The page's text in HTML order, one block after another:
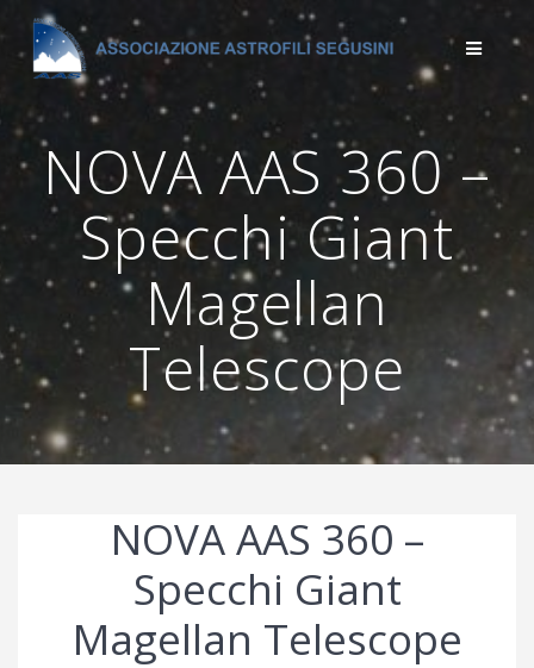
Salta
al
contenuto
NOVA AAS 360 –
Specchi Giant
Magellan
Telescope
NOVA AAS 360 –
Specchi Giant
Magellan Telescope